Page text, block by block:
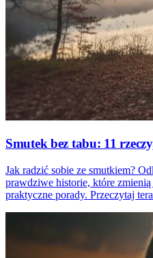
Smutek bez tabu: 11
Jak radzić sobie ze smutkiem?
prawdziwe historie, które
praktyczne porady. Przeczytaj